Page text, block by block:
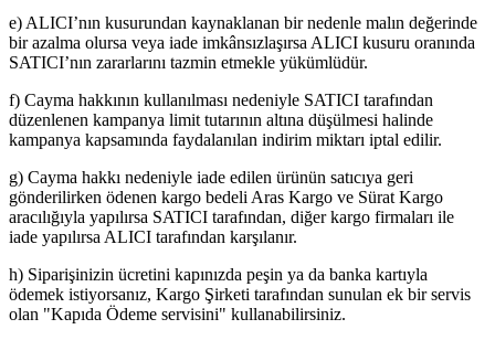
e) ALICI’nın kusurundan kaynaklanan bir nedenle malın değerinde
bir azalma olursa veya iade imkânsızlaşırsa ALICI kusuru oranında
SATICI’nın zararlarını tazmin etmekle yükümlüdür.
f) Cayma hakkının kullanılması nedeniyle SATICI tarafından
düzenlenen kampanya limit tutarının altına düşülmesi halinde
kampanya kapsamında faydalanılan indirim miktarı iptal edilir.
g) Cayma hakkı nedeniyle iade edilen ürünün satıcıya geri
gönderilirken ödenen kargo bedeli Aras Kargo ve Sürat Kargo
aracılığıyla yapılırsa SATICI tarafından, diğer kargo firmaları ile
iade yapılırsa ALICI tarafından karşılanır.
h) Siparişinizin ücretini kapınızda peşin ya da banka kartıyla
ödemek istiyorsanız, Kargo Şirketi tarafından sunulan ek bir servis
olan "Kapıda Ödeme servisini" kullanabilirsiniz.